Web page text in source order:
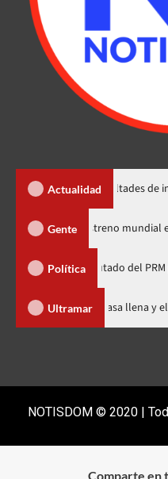
Actualidad
nuevas facultades de imponer
Gente
Minus Zero» tendrá su
Política
diputado del PRM por SD
Ultramar
celebra 15 años con una gala
NOTISDOM © 2020 |
Comparte en